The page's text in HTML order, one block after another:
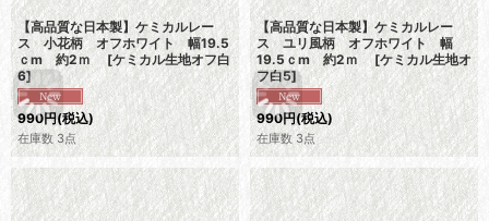
【高品質な日本製】ケミカルレー
ス 小花柄 オフホワイト 幅19.5
ｃm 約2ｍ [ケミカル生地オフ白
6]
990円(税込)
在庫数 3点
【高品質な日本製】ケミカルレー
ス ユリ風柄 オフホワイト 幅
19.5ｃm 約2ｍ [ケミカル生地オ
フ白5]
990円(税込)
在庫数 3点